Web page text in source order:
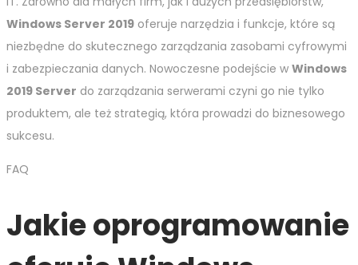
Windows Server 2019 oferuje narzędzia i funkcje, które są
niezbędne do skutecznego zarządzania zasobami cyfrowymi
i zabezpieczania danych. Nowoczesne podejście w Windows
2019 Server do zarządzania serwerami czyni go nie tylko
produktem, ale też strategią, która prowadzi do biznesowego
sukcesu.
FAQ
Jakie oprogramowanie